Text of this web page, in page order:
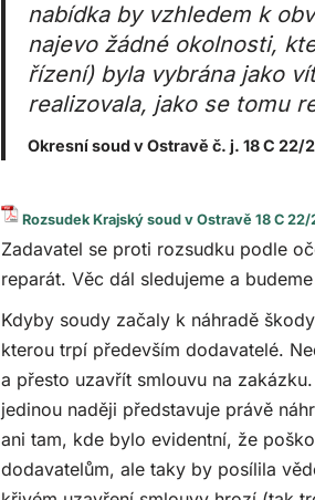
nabídka by vzhledem k
najevo žádné okolnosti,
řízení) byla vybrána jako
realizovala, jako se tomu
Okresní soud v Ostravě č. j. 18 C
Rozsudek Krajský soud v Ostravě 18 C 22/
Zadavatel se proti rozsudku podle
reparát. Věc dál sledujeme a
Kdyby soudy začaly k náhradě
kterou trpí především dodavatelé.
a přesto uzavřít smlouvu na
jedinou naději představuje právě
ani tam, kde bylo evidentní, že
dodavatelům, ale taky by posílila